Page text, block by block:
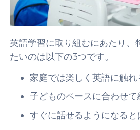
英語学習に取り組むにあたり、
たいのは以下の3つです。
家庭では楽しく英語に触れ
子どものペースに合わせて
すぐに話せるようになると